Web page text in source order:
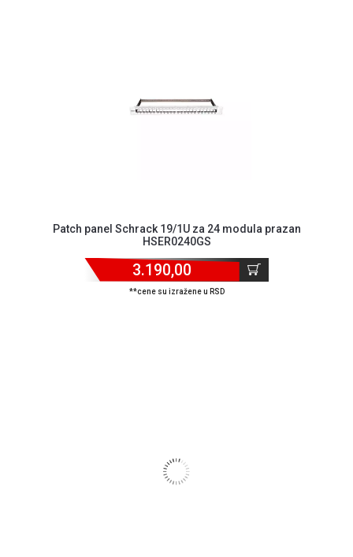
Patch panel Schrack 19/1U za 24 modula prazan
HSER0240GS
3.190,00
**cene su izražene u RSD